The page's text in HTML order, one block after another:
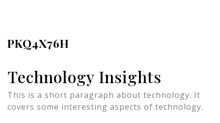
PKQ4X76H
Technology Insights
This is a short paragraph about technology. It
covers some interesting aspects of technology.